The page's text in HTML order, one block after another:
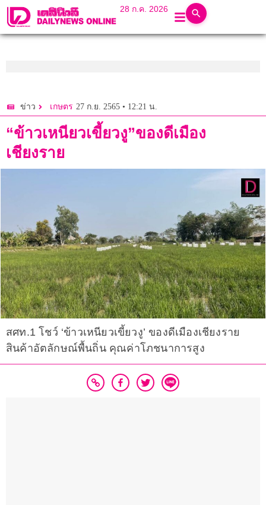
28 ก.ค. 2026
ข่าว เกษตร 27 ก.ย. 2565 • 12:21 น.
“ข้าวเหนียวเขี้ยวงู”ของดีเมือง
เชียงราย
สศท.1 โชว์ ‘ข้าวเหนียวเขี้ยวงู’ ของดีเมืองเชียงราย
สินค้าอัตลักษณ์พื้นถิ่น คุณค่าโภชนาการสูง